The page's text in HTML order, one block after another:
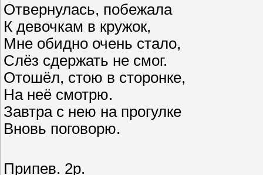
Отвернулась, побежала
К девочкам в кружок,
Мне обидно очень стало,
Слёз сдержать не смог.
Отошёл, стою в сторонке,
На неё смотрю.
Завтра с нею на прогулке
Вновь поговорю.
Припев. 2р.